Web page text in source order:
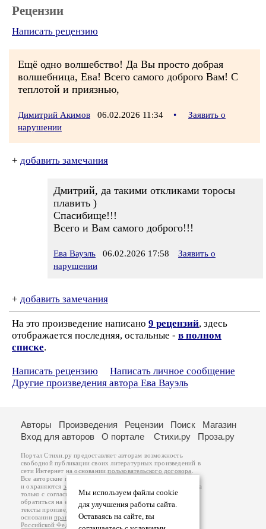
Рецензии
Написать рецензию
Ещё одно волшебство! Да Вы просто добрая
волшебница, Ева! Всего самого доброго Вам! С
теплотой и приязнью,
Димитрий Акимов 06.02.2026 11:34 •
Заявить о
нарушении
+ добавить замечания
Дмитрий, да такими откликами торосы
плавить )
Спасибище!!!
Всего и Вам самого доброго!!!
Ева Вауэль 06.02.2026 17:58
Заявить о
нарушении
+ добавить замечания
На это произведение написано 9 рецензий, здесь
отображается последняя, остальные - в полном
списке.
Написать рецензию
Написать личное сообщение
Другие произведения автора Ева Вауэль
Мы используем файлы cookie
для улучшения работы сайта.
Оставаясь на сайте, вы
Авторы Произведения Рецензии Поиск
Магазин
Вход для авторов
О портале Стихи.ру Проза.ру
Портал Стихи.ру предоставляет авторам возможность
свободной публикации своих литературных произведений в
сети Интернет на основаниипользовательского договора
Все авторские права на произведения принадлежат авторам
и охраняются законом
. Перепечатка произведений возможна
только с согласия его автора, к которому вы можете
обратиться на его авторской странице. Ответственность за
тексты произведений авторы несут самостоятельно на
основанииправил публикацииизаконодательства
Российской Федерации